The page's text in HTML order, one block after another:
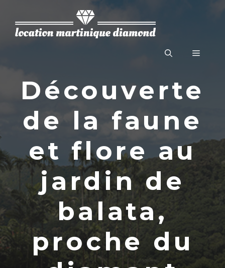
contenu
Menu
Découverte
de la faune
et flore au
jardin de
balata,
proche du